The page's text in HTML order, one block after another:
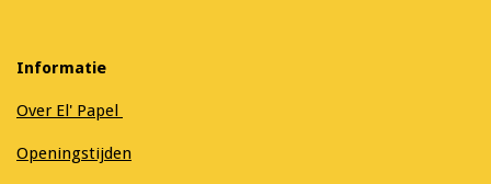
Informatie
Over El' Papel
Openingstijden